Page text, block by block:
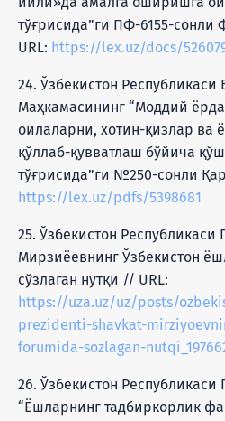
тўғрисида”ги ПФ-6155-сонли
URL: https://lex.uz/docs/
24. Ўзбекистон Республикаси
Маҳкамасининг “Моддий
оилаларни, хотин-қизлар ва
қўллаб-қувватлаш бўйича
тўғрисида”ги №250-сонли
https://lex.uz/pdfs/5398681
25. Ўзбекистон
Мирзиёевнинг Ўзбекистон
сўзлаган нутқи // URL:
https://uza.uz/uz/posts/
prezidenti-shavkat-
forumida-sozlagan-
26. Ўзбекистон Республикаси
“Ёшларнинг тадбиркорлик